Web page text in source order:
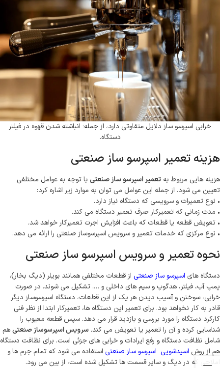
خرابی اسپرسو ساز دلایل متفاوتی دارد، از جمله؛ انباشته شدن قهوه در فیلتر
دستگاه.
هزینه تعمیر اسپرسو ساز صنعتی
هزینه هایی مربوط به تعمیر اسپرسو ساز صنعتی با توجه به عوامل مختلفی
تعیین می شود. از جمله این عوامل می توان به موارد زیر اشاره کرد:
• نوع تعمیرات و سرویسی که دستگاه نیاز دارد.
• مدت زمانی که تعمیرکار صرف تعمیر دستگاه می کند.
• تعویض قطعه یا قطعات که باعث افزایش اجرت تعمیرکار خواهد شد.
• نوع مرکزی که خدمات تعمیر و سرویس اسپرسوساز صنعتی را ارائه می دهد.
نحوه تعمیر و سرویس اسپرسو ساز صنعتی
دستگاه های اسپرسو ساز صنعتی از قطعات مختلفی همانند بویلر (دیگ بخار)،
پمپ آب، فیلتر، هدگوپ و سیم های داخلی و …. تشکیل می شوند. در صورت
خرابی، سوختن و آسیب دیدن هر یک از این قطعات، دستگاه اسپرسوساز دیگر
قادر به کار نخواهد بود. برای تعمیر این دستگاه ها، تعمیرکار ابتدا از نظر فنی
کارکرد دستگاه را مورد بررسی و بازدید قرار می دهد. سپس قطعه معیوب را
شناسایی کرده و آن را تعمیر یا تعویض می کند. سرویس اسپرسوساز صنعتیهم
شامل نظافت دستگاه و رفع ایرادات و خرابی های جزئی است. برای نظافت دستگاه
هم از روش اسیدشویی اسپرسو ساز صنعتی استفاده می شود که تمام جرم ها و
املاحی که در دیگ و سایر قسمت ها تشکیل شده است، از بین می رود.